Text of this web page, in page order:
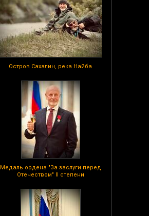
Остров Сахалин, река Найба
Медаль ордена "За заслуги перед
Отечеством" II степени